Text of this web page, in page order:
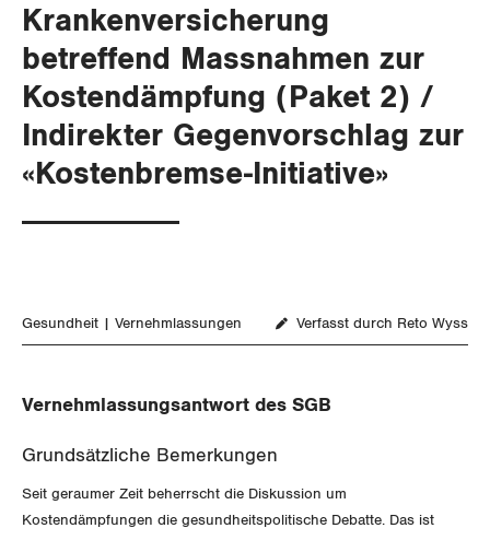
ARBEIT
Löhne und Vertragspolitik
Flankierende Massnahmen und
Personenfreizügigkeit
Arbeitssicherheit und Gesundheitsschutz
Finanzen und Steuerpolitik
SOZIALPOLITIK
Überbrückungsleistung
Ergänzungsleistungen
Invalidenversicherung
Unfallversicherung
Krankenversicherung
betreffend Massnahmen zur
Kostendämpfung (Paket 2) /
Indirekter Gegenvorschlag zur
«Kostenbremse-Initiative»
Gesundheit Vernehmlassungen Verfasst durch Reto Wyss
Vernehmlassungsantwort des SGB
Grundsätzliche Bemerkungen
Seit geraumer Zeit beherrscht die Diskussion um
Kostendämpfungen die gesundheitspolitische Debatte. Das ist